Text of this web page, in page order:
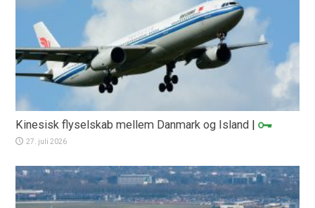
Kinesisk flyselskab mellem Danmark og Island |
27. juli 2026